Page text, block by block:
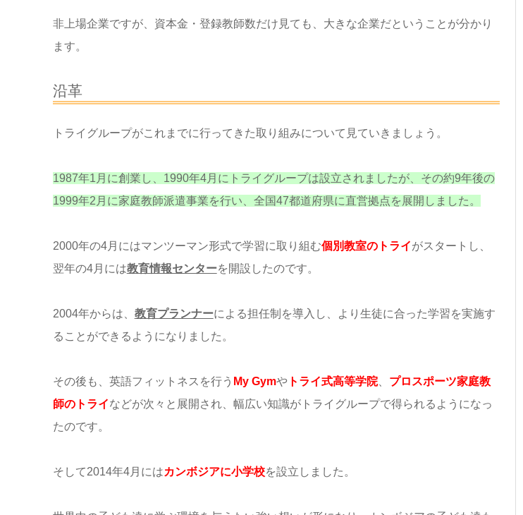
非上場企業ですが、資本金・登録教師数だけ見ても、大きな企業だということが分かり
ます。
沿革
トライグループがこれまでに行ってきた取り組みについて見ていきましょう。
1987年1月に創業し、1990年4月にトライグループは設立されましたが、その約9年後の
1999年2月に家庭教師派遣事業を行い、全国47都道府県に直営拠点を展開しました。
2000年の4月にはマンツーマン形式で学習に取り組む個別教室のトライがスタートし、
翌年の4月には教育情報センターを開設したのです。
2004年からは、 教育プランナーによる担任制を導入し、より生徒に合った学習を実施す
ることができるようになりました。
その後も、英語フィットネスを行う My Gymやトライ式高等学院、 プロスポーツ家庭教
師のトライなどが次々と展開され、幅広い知識がトライグループで得られるようになっ
たのです。
そして2014年4月にはカンボジアに小学校を設立しました。